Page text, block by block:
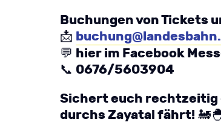
Buchungen von Tickets
📩
💬 hier im Facebook
📞 0676/5603904
Sichert euch rechtzeitig
durchs Zayatal fährt!